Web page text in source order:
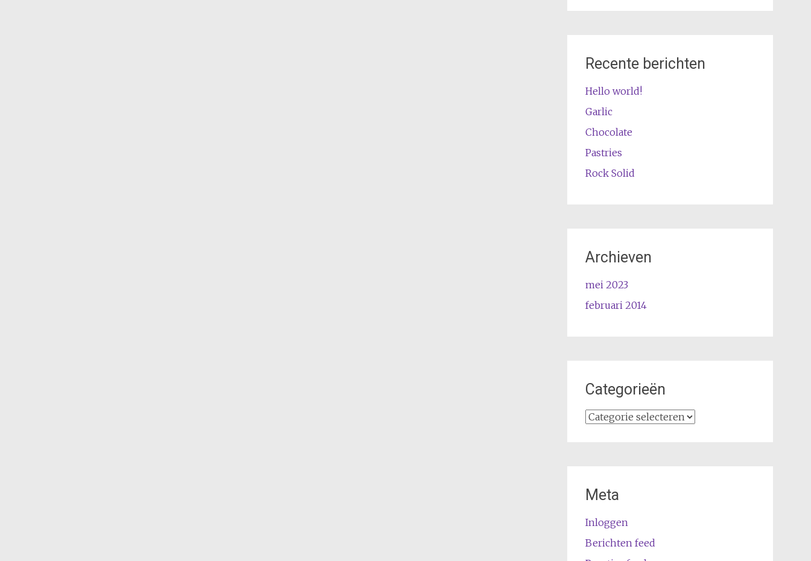
Recente berichten
Hello world!
Garlic
Chocolate
Pastries
Rock Solid
Archieven
mei 2023
februari 2014
Categorieën
Categorieën
Meta
Inloggen
Berichten feed